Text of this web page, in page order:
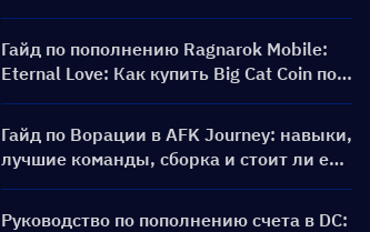
призывать?
Гайд по пополнению Ragnarok Mobile:
Eternal Love: Как купить Big Cat Coin по
более выгодной цене?
Гайд по Ворации в AFK Journey: навыки,
лучшие команды, сборка и стоит ли её
призывать?
Руководство по пополнению счета в DC: